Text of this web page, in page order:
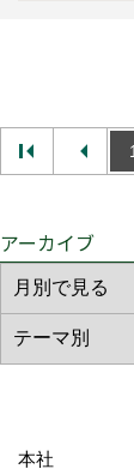
アーカイブ
本社